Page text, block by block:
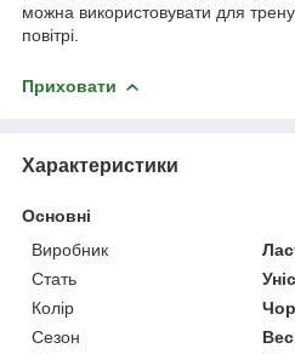
можна використовувати для
повітрі.
Приховати
Характеристики
Основні
Виробник
Стать
Колір
Сезон